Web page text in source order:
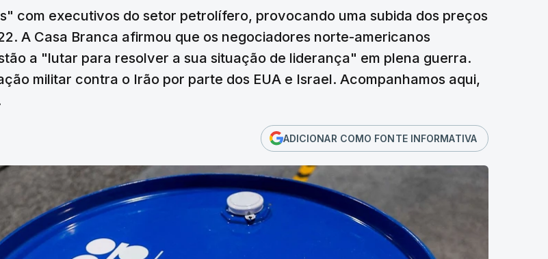
com executivos do setor petrolífero, provocando uma subida dos preços
A Casa Branca afirmou que os negociadores norte-americanos
a "lutar para resolver a sua situação de liderança" em plena guerra.
militar contra o Irão por parte dos EUA e Israel. Acompanhamos aqui,
ADICIONAR COMO FONTE INFORMATIVA